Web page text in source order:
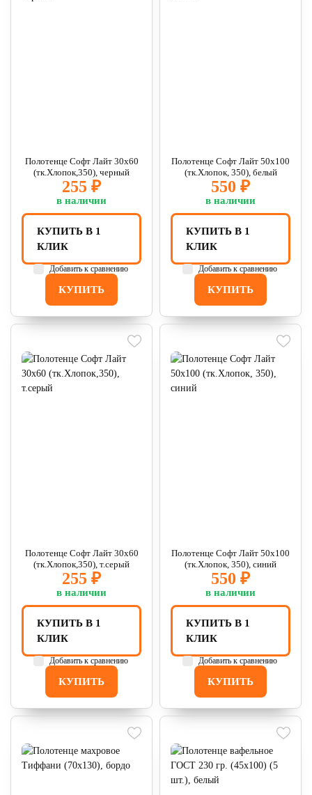
Полотенце Софт Лайт 30х60
(тк.Хлопок,350), черный
255 ₽
в наличии
КУПИТЬ
КУПИТЬ В 1
КЛИК
Добавить к сравнению
Полотенце Софт Лайт 50х100
(тк.Хлопок, 350), белый
550 ₽
в наличии
КУПИТЬ
КУПИТЬ В 1
КЛИК
Добавить к сравнению
Полотенце Софт Лайт 30х60
(тк.Хлопок,350), т.серый
255 ₽
в наличии
КУПИТЬ
КУПИТЬ В 1
КЛИК
Добавить к сравнению
Полотенце Софт Лайт 50х100
(тк.Хлопок, 350), синий
550 ₽
в наличии
КУПИТЬ
КУПИТЬ В 1
КЛИК
Добавить к сравнению